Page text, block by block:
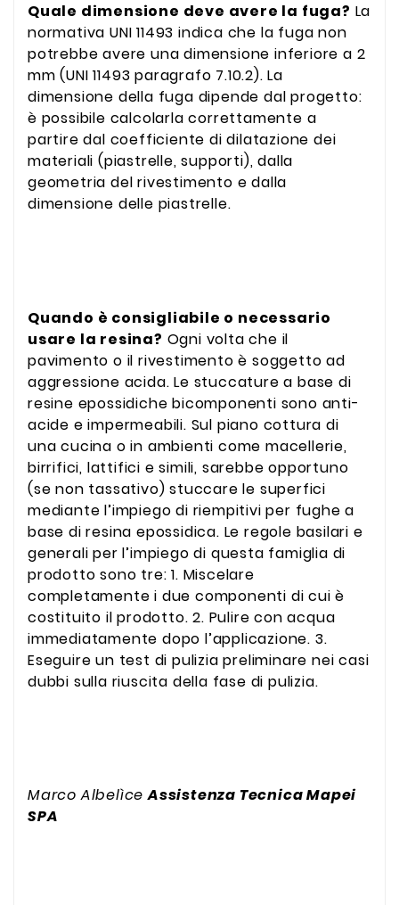
Quale dimensione deve avere la fuga? La
normativa UNI 11493 indica che la fuga non
potrebbe avere una dimensione inferiore a 2
mm (UNI 11493 paragrafo 7.10.2). La
dimensione della fuga dipende dal progetto:
è possibile calcolarla correttamente a
partire dal coefficiente di dilatazione dei
materiali (piastrelle, supporti), dalla
geometria del rivestimento e dalla
dimensione delle piastrelle.
Quando è consigliabile o necessario
usare la resina? Ogni volta che il
pavimento o il rivestimento è soggetto ad
aggressione acida. Le stuccature a base di
resine epossidiche bicomponenti sono anti-
acide e impermeabili. Sul piano cottura di
una cucina o in ambienti come macellerie,
birrifici, lattifici e simili, sarebbe opportuno
(se non tassativo) stuccare le superfici
mediante l’impiego di riempitivi per fughe a
base di resina epossidica. Le regole basilari e
generali per l’impiego di questa famiglia di
prodotto sono tre: 1. Miscelare
completamente i due componenti di cui è
costituito il prodotto. 2. Pulire con acqua
immediatamente dopo l’applicazione. 3.
Eseguire un test di pulizia preliminare nei casi
dubbi sulla riuscita della fase di pulizia.
Marco AlbelìceAssistenza Tecnica Mapei
SPA